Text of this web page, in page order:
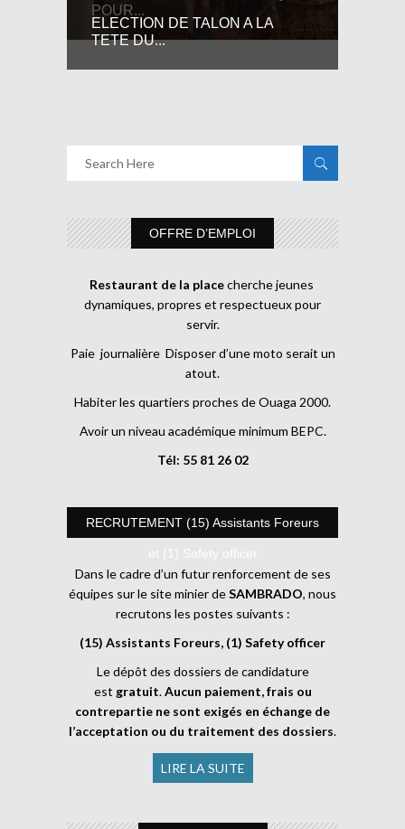
POUR...
ELECTION DE TALON A LA
TETE DU...
OFFRE D’EMPLOI
Restaurant de la placecherche jeunes
dynamiques, propres et respectueux pour
servir.
Paie journalière Disposer d’une moto serait un
atout.
Habiter les quartiers proches de Ouaga 2000.
Avoir un niveau académique minimum BEPC.
Tél: 55 81 26 02
RECRUTEMENT (15) Assistants Foreurs
et (1) Safety officer
Dans le cadre d’un futur renforcement de ses
équipes sur le site minier deSAMBRADO, nous
recrutons les postes suivants :
(15) Assistants Foreurs, (1) Safety officer
Le dépôt des dossiers de candidature
est gratuit.Aucun paiement, frais ou
contrepartie ne sont exigés en échange de
l’acceptation ou du traitement des dossiers.
LIRE LA SUITE